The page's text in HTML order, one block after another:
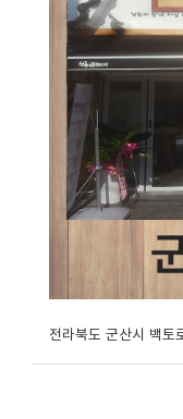
전라북도 군산시 백